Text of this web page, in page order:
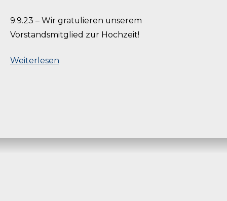
9.9.23 – Wir gratulieren unserem
Vorstandsmitglied zur Hochzeit!
Weiterlesen